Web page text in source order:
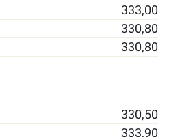
333,00
330,80
330,80
330,50
333,90